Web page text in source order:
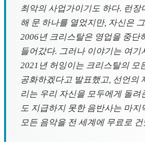
최악의 사업가이기도 하다. 런장
해 문 하나를 열었지만, 자신은
2006년 크리스탈은 영업을 중단
들어갔다. 그러나 이야기는 여기
2021년 허잉이는 크리스탈의 모
공화하겠다고 발표했고, 선언의
리는 우리 자신을 모두에게 돌려
도 지급하지 못한 음반사는 마지
모든 음악을 전 세계에 무료로 건